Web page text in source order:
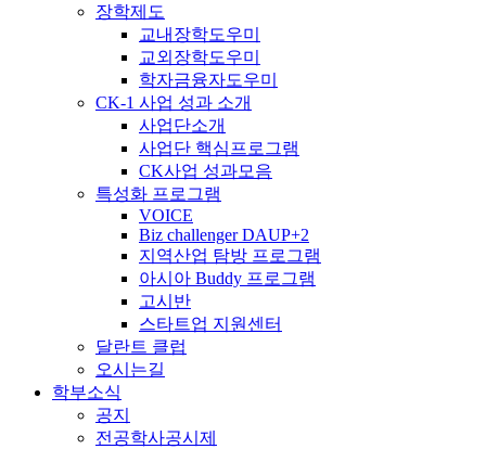
장학제도
교내장학도우미
교외장학도우미
학자금융자도우미
CK-1 사업 성과 소개
사업단소개
사업단 핵심프로그램
CK사업 성과모음
특성화 프로그램
VOICE
Biz challenger DAUP+2
지역산업 탐방 프로그램
아시아 Buddy 프로그램
고시반
스타트업 지원센터
달란트 클럽
오시는길
학부소식
공지
전공학사공시제